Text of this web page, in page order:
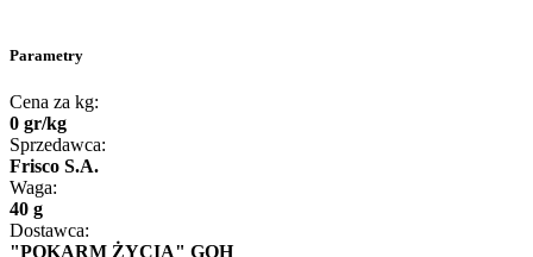
Parametry
Cena za kg:
0 gr/kg
Sprzedawca:
Frisco S.A.
Waga:
40 g
Dostawca:
"POKARM ŻYCIA" GOH